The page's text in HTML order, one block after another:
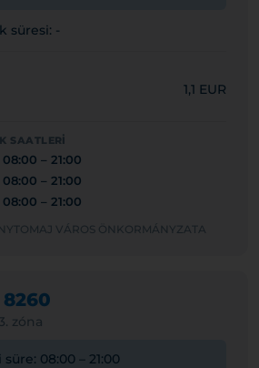
süresi: -
1,1 EUR
SAATLERI
08:00 – 21:00
08:00 – 21:00
08:00 – 21:00
VÁROS ÖNKORMÁNYZATA
8260
zóna
08:00 – 21:00